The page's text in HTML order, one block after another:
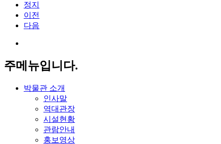
정지
이전
다음
주메뉴입니다.
박물관 소개
인사말
역대관장
시설현황
관람안내
홍보영상